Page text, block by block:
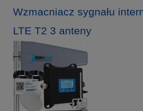
Wzmacniacz sygnału
LTE T2 3 anteny